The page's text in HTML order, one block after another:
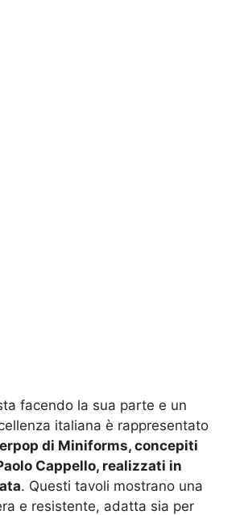
facendo la sua parte e un
italiana è rappresentato
di Miniforms, concepiti
Cappello, realizzati in
. Questi tavoli mostrano una
e resistente, adatta sia per